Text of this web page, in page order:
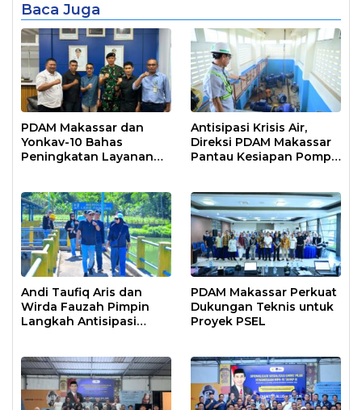
Baca Juga
PDAM Makassar dan
Yonkav-10 Bahas
Peningkatan Layanan
Antisipasi Krisis Air,
Direksi PDAM Makassar
Pantau Kesiapan Pompa
Andi Taufiq Aris dan
Wirda Fauzah Pimpin
Langkah Antisipasi
PDAM Makassar Perkuat
Dukungan Teknis untuk
Proyek PSEL